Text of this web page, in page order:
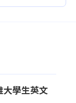
大學生英文